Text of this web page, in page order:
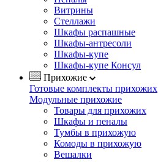
Витрины
Стеллажи
Шкафы распашные
Шкафы-антресоли
Шкафы-купе
Шкафы-купе Консул
Прихожие
Готовые комплекты прихожих
Модульные прихожие
Товары для прихожих
Шкафы и пеналы
Тумбы в прихожую
Комоды в прихожую
Вешалки